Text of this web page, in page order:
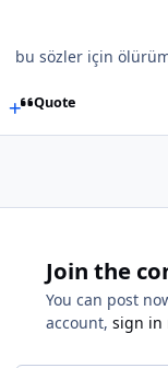
bu sözler için
Quote
Join the
You can post
account, sign in